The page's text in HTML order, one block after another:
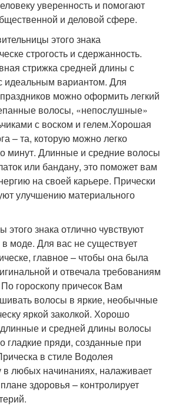
уверенность и помогают
и деловой сфере.
этого знака
строгость и сдержанность.
стрижка средней длины с
идеальным вариантом. Для
можно оформить легкий
волосы, «непослушные»
с воском и гелем.Хорошая
– та, которую можно легко
минут. Длинные и средние волосы
или бандану, это поможет вам
на своей карьере. Прически
улучшению материального
знака отлично чувствуют
моде. Для вас не существует
главное – чтобы она была
и отвечала требованиям
гороскопу причесок Вам
волосы в яркие, необычные
яркой заколкой. Хорошо
и средней длины волосы
гладкие пряди, созданные при
в стиле Водолея
в любых начинаниях, налаживает
здоровья – контролирует